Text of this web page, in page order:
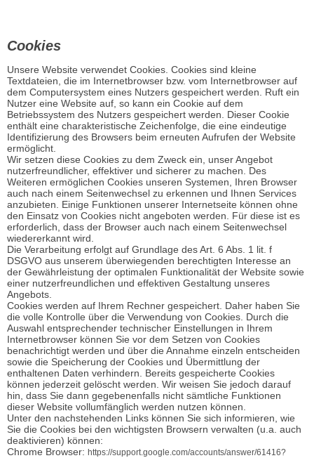
Cookies
Unsere Website verwendet Cookies. Cookies sind kleine
Textdateien, die im Internetbrowser bzw. vom Internetbrowser auf
dem Computersystem eines Nutzers gespeichert werden. Ruft ein
Nutzer eine Website auf, so kann ein Cookie auf dem
Betriebssystem des Nutzers gespeichert werden. Dieser Cookie
enthält eine charakteristische Zeichenfolge, die eine eindeutige
Identifizierung des Browsers beim erneuten Aufrufen der Website
ermöglicht.
Wir setzen diese Cookies zu dem Zweck ein, unser Angebot
nutzerfreundlicher, effektiver und sicherer zu machen. Des
Weiteren ermöglichen Cookies unseren Systemen, Ihren Browser
auch nach einem Seitenwechsel zu erkennen und Ihnen Services
anzubieten. Einige Funktionen unserer Internetseite können ohne
den Einsatz von Cookies nicht angeboten werden. Für diese ist es
erforderlich, dass der Browser auch nach einem Seitenwechsel
wiedererkannt wird.
Die Verarbeitung erfolgt auf Grundlage des Art. 6 Abs. 1 lit. f
DSGVO aus unserem überwiegenden berechtigten Interesse an
der Gewährleistung der optimalen Funktionalität der Website sowie
einer nutzerfreundlichen und effektiven Gestaltung unseres
Angebots.
Cookies werden auf Ihrem Rechner gespeichert. Daher haben Sie
die volle Kontrolle über die Verwendung von Cookies. Durch die
Auswahl entsprechender technischer Einstellungen in Ihrem
Internetbrowser können Sie vor dem Setzen von Cookies
benachrichtigt werden und über die Annahme einzeln entscheiden
sowie die Speicherung der Cookies und Übermittlung der
enthaltenen Daten verhindern. Bereits gespeicherte Cookies
können jederzeit gelöscht werden. Wir weisen Sie jedoch darauf
hin, dass Sie dann gegebenenfalls nicht sämtliche Funktionen
dieser Website vollumfänglich werden nutzen können.
Unter den nachstehenden Links können Sie sich informieren, wie
Sie die Cookies bei den wichtigsten Browsern verwalten (u.a. auch
deaktivieren) können:
Chrome Browser: https://support.google.com/accounts/answer/61416?